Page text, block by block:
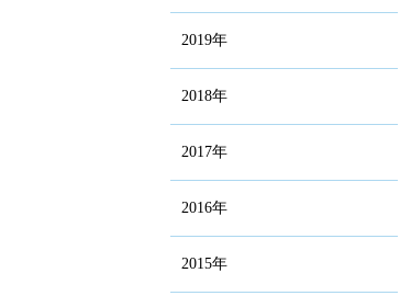
2019年
2018年
2017年
2016年
2015年